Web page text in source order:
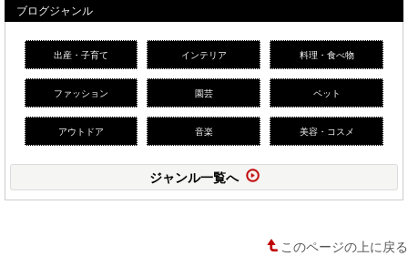
ブログジャンル
出産・子育て インテリア 料理・食べ物
ファッション 園芸 ペット
アウトドア 音楽 美容・コスメ
ジャンル一覧へ
このページの上に戻る